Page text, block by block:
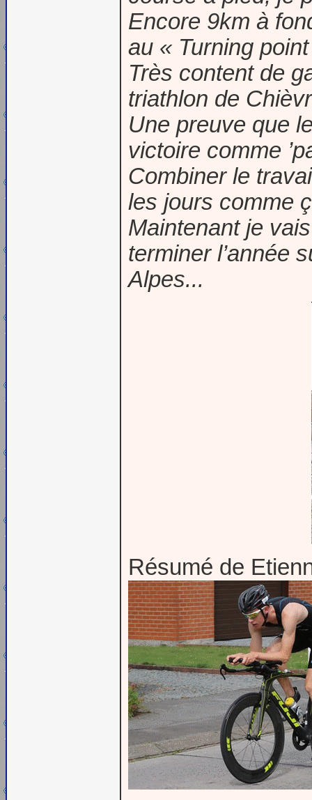
Encore 9km à
au « Turning
Très content de
triathlon de
Une preuve que
victoire comme
Combiner le
les jours comme
Maintenant je
terminer l’année
Alpes...
Résumé de